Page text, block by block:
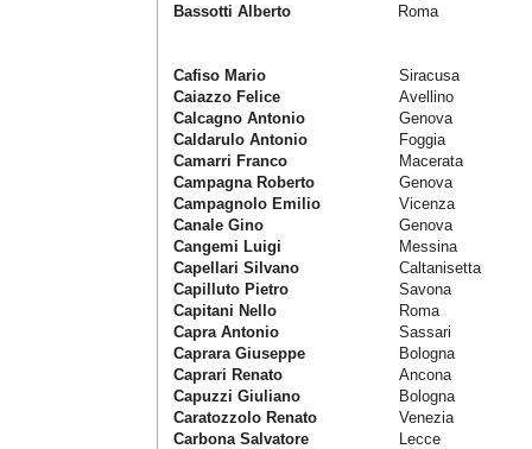
Bassotti Alberto
Roma
Cafiso Mario
Siracusa
Caiazzo Felice
Avellino
Calcagno Antonio
Genova
Caldarulo Antonio
Foggia
Camarri Franco
Macerata
Campagna Roberto
Genova
Campagnolo Emilio
Vicenza
Canale Gino
Genova
Cangemi Luigi
Messina
Capellari Silvano
Caltanisetta
Capilluto Pietro
Savona
Capitani Nello
Roma
Capra Antonio
Sassari
Caprara Giuseppe
Bologna
Caprari Renato
Ancona
Capuzzi Giuliano
Bologna
Caratozzolo Renato
Venezia
Carbona Salvatore
Lecce